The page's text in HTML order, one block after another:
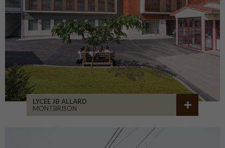
LYCÉE JB ALLARD
MONTBRISON